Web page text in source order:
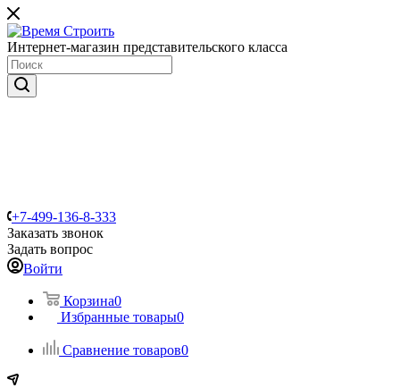
Интернет-магазин представительского класса
+7-499-136-8-333
Заказать звонок
Задать вопрос
Войти
Корзина0
Избранные товары0
Сравнение товаров0